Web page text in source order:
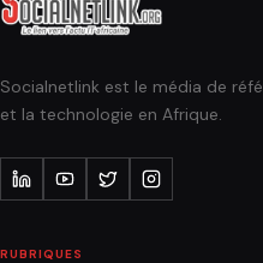
Socialnetlink est le média de
et la technologie en Afrique.
RUBRIQUES